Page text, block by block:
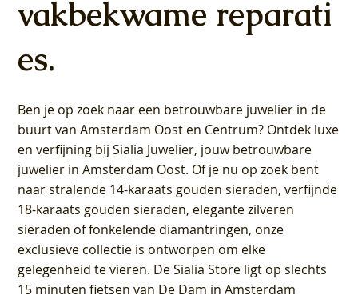
vakbekwame reparati
es.
Ben je op zoek naar een betrouwbare juwelier in de
buurt van Amsterdam Oost en Centrum? Ontdek luxe
en verfijning bij Sialia Juwelier, jouw betrouwbare
juwelier in Amsterdam Oost. Of je nu op zoek bent
naar stralende 14-karaats gouden sieraden, verfijnde
18-karaats gouden sieraden, elegante zilveren
sieraden of fonkelende diamantringen, onze
exclusieve collectie is ontworpen om elke
gelegenheid te vieren. De Sialia Store ligt op slechts
15 minuten fietsen van De Dam in Amsterdam